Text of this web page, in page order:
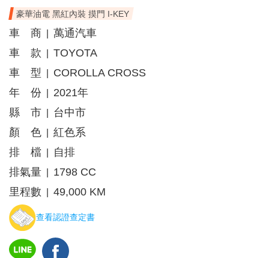
豪華油電 黑紅內裝 摸門 I-KEY
車 商
萬通汽車
車 款
TOYOTA
車 型
COROLLA CROSS
年 份
2021年
縣 市
台中市
顏 色
紅色系
排 檔
自排
排氣量
1798 CC
里程數
49,000 KM
查看認證查定書